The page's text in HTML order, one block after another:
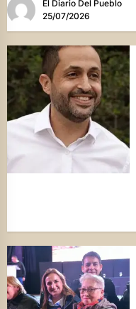
haya...
El Diario Del Pueblo
25/07/2026